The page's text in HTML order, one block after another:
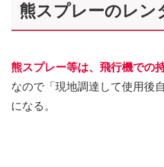
熊スプレーのレン
熊スプレー等は、飛行機での
なので「現地調達して使用後
になる。